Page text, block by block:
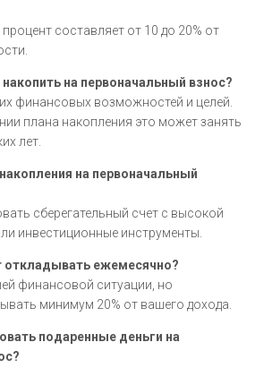
составляет от 10 до 20% от
на первоначальный взнос?
финансовых возможностей и целей.
плана накопления это может занять
лет.
на первоначальный
сберегательный счет с высокой
инвестиционные инструменты.
откладывать ежемесячно?
финансовой ситуации, но
минимум 20% от вашего дохода.
подаренные деньги на